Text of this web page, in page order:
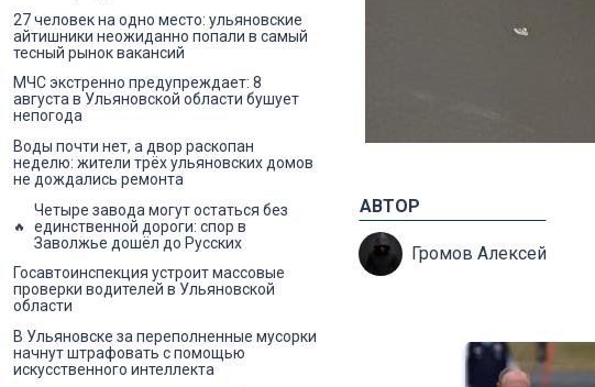
АВТОР
Громов Алексей
27 человек на одно место: ульяновские
айтишники неожиданно попали в самый
тесный рынок вакансий
МЧС экстренно предупреждает: 8
августа в Ульяновской области бушует
непогода
Воды почти нет, а двор раскопан
неделю: жители трёх ульяновских домов
не дождались ремонта
Четыре завода могут остаться без
единственной дороги: спор в
Заволжье дошёл до Русских
Госавтоинспекция устроит массовые
проверки водителей в Ульяновской
области
В Ульяновске за переполненные мусорки
начнут штрафовать с помощью
искусственного интеллекта